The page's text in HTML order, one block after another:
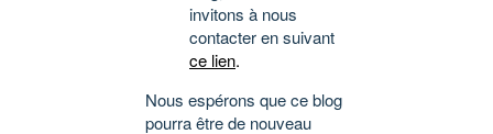
invitons à nous
contacter en suivant
ce lien.
Nous espérons que ce blog
pourra être de nouveau